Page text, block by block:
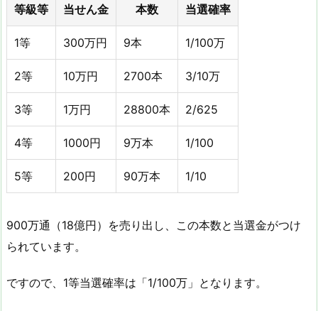
等級等 当せん金 本数 当選確率
1等 300万円 9本 1/100万
2等 10万円 2700本 3/10万
3等 1万円 28800本 2/625
4等 1000円 9万本 1/100
5等 200円 90万本 1/10
900万通（18億円）を売り出し、この本数と当選金がつけ
られています。
ですので、1等当選確率は「1/100万」となります。